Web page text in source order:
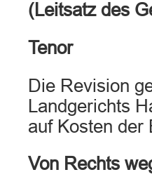
(Leitsatz des
Tenor
Die Revision
Landgerichts
auf Kosten der
Von Rechts